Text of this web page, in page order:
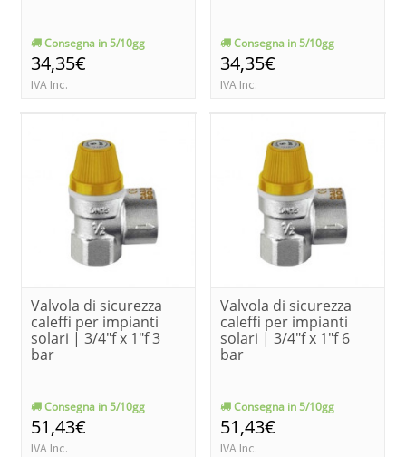
Consegna in 5/10gg
34,35€
IVA Inc.
Consegna in 5/10gg
34,35€
IVA Inc.
Valvola di sicurezza
caleffi per impianti
solari | 3/4"f x 1"f 3
bar
Consegna in 5/10gg
51,43€
IVA Inc.
Valvola di sicurezza
caleffi per impianti
solari | 3/4"f x 1"f 6
bar
Consegna in 5/10gg
51,43€
IVA Inc.